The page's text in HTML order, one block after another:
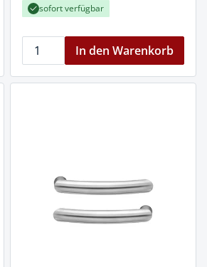
sofort verfügbar
In den Warenkorb